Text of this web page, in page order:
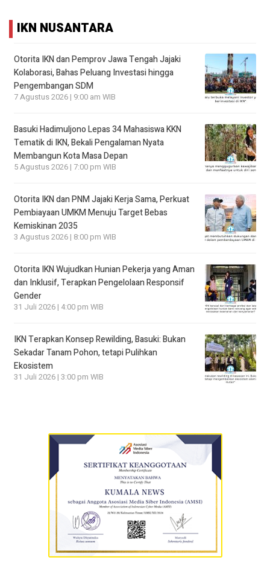
IKN NUSANTARA
Otorita IKN dan Pemprov Jawa Tengah Jajaki
Kolaborasi, Bahas Peluang Investasi hingga
Pengembangan SDM
7 Agustus 2026 | 9:00 am WIB
Basuki Hadimuljono Lepas 34 Mahasiswa KKN
Tematik di IKN, Bekali Pengalaman Nyata
Membangun Kota Masa Depan
5 Agustus 2026 | 7:00 pm WIB
Otorita IKN dan PNM Jajaki Kerja Sama, Perkuat
Pembiayaan UMKM Menuju Target Bebas
Kemiskinan 2035
3 Agustus 2026 | 8:00 pm WIB
Otorita IKN Wujudkan Hunian Pekerja yang Aman
dan Inklusif, Terapkan Pengelolaan Responsif
Gender
31 Juli 2026 | 4:00 pm WIB
IKN Terapkan Konsep Rewilding, Basuki: Bukan
Sekadar Tanam Pohon, tetapi Pulihkan
Ekosistem
31 Juli 2026 | 3:00 pm WIB